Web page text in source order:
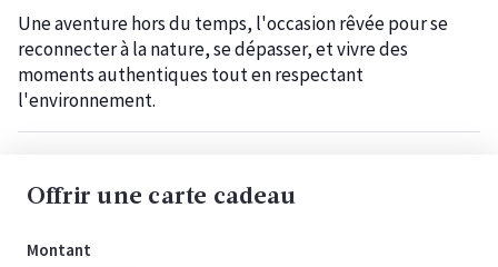
Une aventure hors du temps, l'occasion rêvée pour se
reconnecter à la nature, se dépasser, et vivre des
moments authentiques tout en respectant
l'environnement.
Offrir une carte cadeau
Montant